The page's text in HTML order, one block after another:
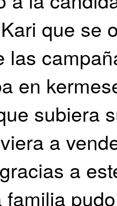
que se
las
en
subiera
a
a
familia